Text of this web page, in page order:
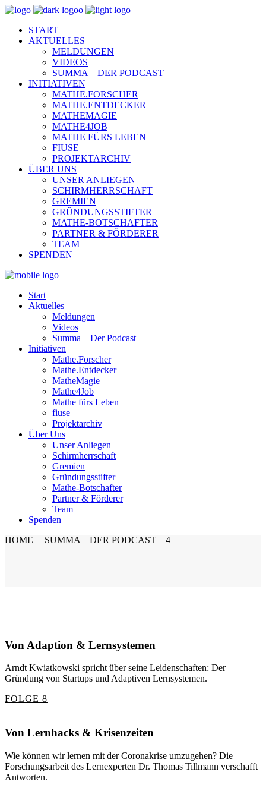
START
AKTUELLES
MELDUNGEN
VIDEOS
SUMMA – DER PODCAST
INITIATIVEN
MATHE.FORSCHER
MATHE.ENTDECKER
MATHEMAGIE
MATHE4JOB
MATHE FÜRS LEBEN
FIUSE
PROJEKTARCHIV
ÜBER UNS
UNSER ANLIEGEN
SCHIRMHERRSCHAFT
GREMIEN
GRÜNDUNGSSTIFTER
MATHE-BOTSCHAFTER
PARTNER & FÖRDERER
TEAM
SPENDEN
Start
Aktuelles
Meldungen
Videos
Summa – Der Podcast
Initiativen
Mathe.Forscher
Mathe.Entdecker
MatheMagie
Mathe4Job
Mathe fürs Leben
fiuse
Projektarchiv
Über Uns
Unser Anliegen
Schirmherrschaft
Gremien
Gründungsstifter
Mathe-Botschafter
Partner & Förderer
Team
Spenden
HOME | SUMMA – DER PODCAST – 4
Von Adaption & Lernsystemen
Arndt Kwiatkowski spricht über seine Leidenschaften: Der
Gründung von Startups und Adaptiven Lernsystemen.
FOLGE 8
Von Lernhacks & Krisenzeiten
Wie können wir lernen mit der Coronakrise umzugehen? Die
Forschungsarbeit des Lernexperten Dr. Thomas Tillmann verschafft
Antworten.